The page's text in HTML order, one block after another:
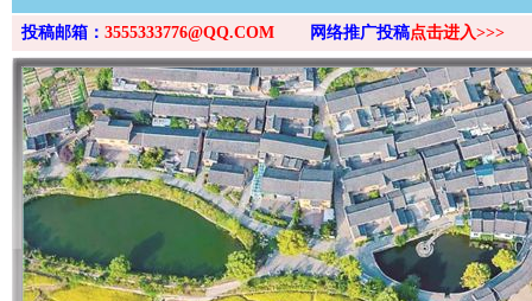
投稿邮箱： 3555333776@QQ.COM 网络推广投稿点击进入>>>